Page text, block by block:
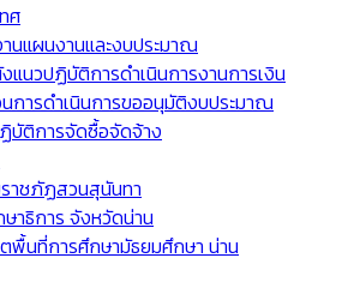
ศ
นแผนงานและงบประมาณ
แนวปฏิบัติการดำเนินการงานการเงิน
การดำเนินการขออนุมัติงบประมาณ
บัติการจัดซื้อจัดจ้าง
าชภัฏสวนสุนันทา
าธิการ จังหวัดน่าน
พื้นที่การศึกษามัธยมศึกษา น่าน